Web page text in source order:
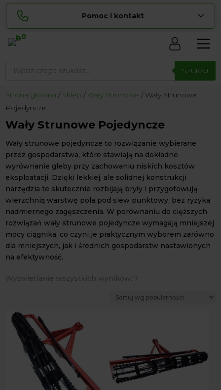
Pomoc i kontakt
Sylwia
pokaż numer
729 856 ... pokaż numer
Biuro obsługi klienta czynne Pn-Sb: 8:00 – 20:00
0
produktów SZUKAJ
Strona główna Sklep Wały Strunowe
Wały Strunowe
Pojedyncze
Wały Strunowe Pojedyncze
Wały strunowe pojedyncze to rozwiązanie wybierane
przez gospodarstwa, które stawiają na dokładne
wyrównanie gleby przy zachowaniu niskich kosztów
eksploatacji. Dzięki lekkiej, ale solidnej konstrukcji
narzędzia te skutecznie rozbijają bryły i przygotowują
wierzchnią warstwę pola pod siew punktowy, bez ryzyka
nadmiernego zagęszczenia. W porównaniu do cięższych
rozwiązań wały strunowe pojedyncze wymagają mniejszej
mocy ciągnika, co czyni je praktycznym wyborem zarówno
dla mniejszych, jak i średnich gospodarstw nastawionych
na efektywność.
Wyświetlanie wszystkich wyników: 7
popularności